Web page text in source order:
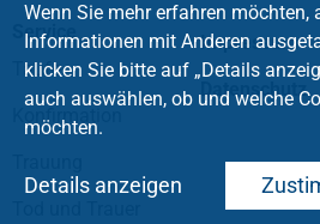
Service
Taufe
Konfirmation
Impressum
Datenschutz
Wenn Sie mehr erfahren möchten,
Informationen mit Anderen
klicken Sie bitte auf „Details
auch auswählen, ob und welche
möchten.
Details anzeigen